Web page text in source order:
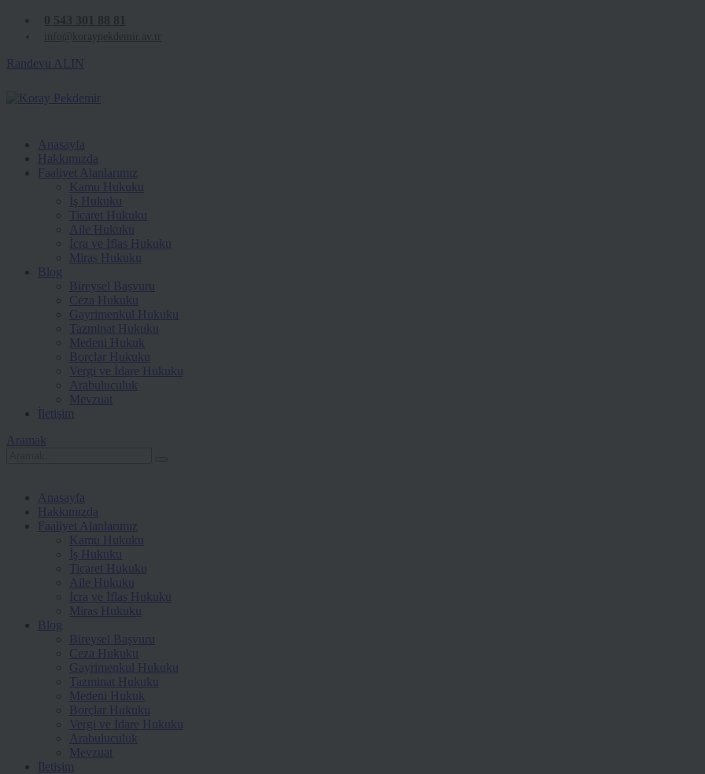
Randevu ALIN
Anasayfa
Hakkımızda
Faaliyet Alanlarımız
Kamu Hukuku
İş Hukuku
Ticaret Hukuku
Aile Hukuku
İcra ve İflas Hukuku
Miras Hukuku
Blog
Bireysel Başvuru
Ceza Hukuku
Gayrimenkul Hukuku
Tazminat Hukuku
Medeni Hukuk
Borçlar Hukuku
Vergi ve İdare Hukuku
Arabuluculuk
Mevzuat
İletişim
Aramak
Anasayfa
Hakkımızda
Faaliyet Alanlarımız
Kamu Hukuku
İş Hukuku
Ticaret Hukuku
Aile Hukuku
İcra ve İflas Hukuku
Miras Hukuku
Blog
Bireysel Başvuru
Ceza Hukuku
Gayrimenkul Hukuku
Tazminat Hukuku
Medeni Hukuk
Borçlar Hukuku
Vergi ve İdare Hukuku
Arabuluculuk
Mevzuat
İletişim